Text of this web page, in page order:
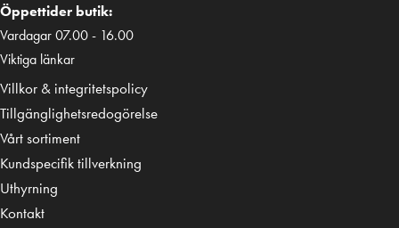
Öppettider butik:
Vardagar 07.00 - 16.00
Viktiga länkar
Villkor & integritetspolicy
Tillgänglighetsredogörelse
Vårt sortiment
Kundspecifik tillverkning
Uthyrning
Kontakt